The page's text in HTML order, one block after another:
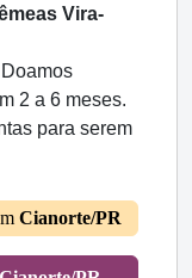
Vira-
2 a 6 meses.
para serem
Cianorte/PR